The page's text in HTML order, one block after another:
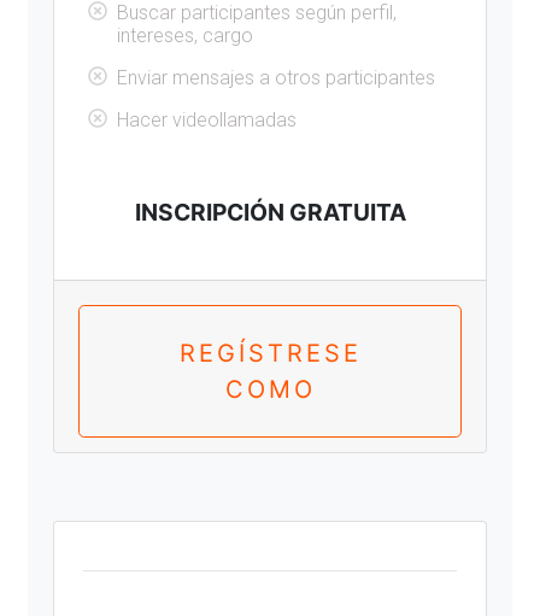
Buscar participantes según perfil,
intereses, cargo
Enviar mensajes a otros participantes
Hacer videollamadas
INSCRIPCIÓN GRATUITA
REGÍSTRESE
COMO